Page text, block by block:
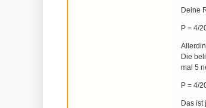
Deine
P = 4/
Die
mal 5
P = 4/
Das ist